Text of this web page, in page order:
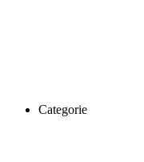
Categorie